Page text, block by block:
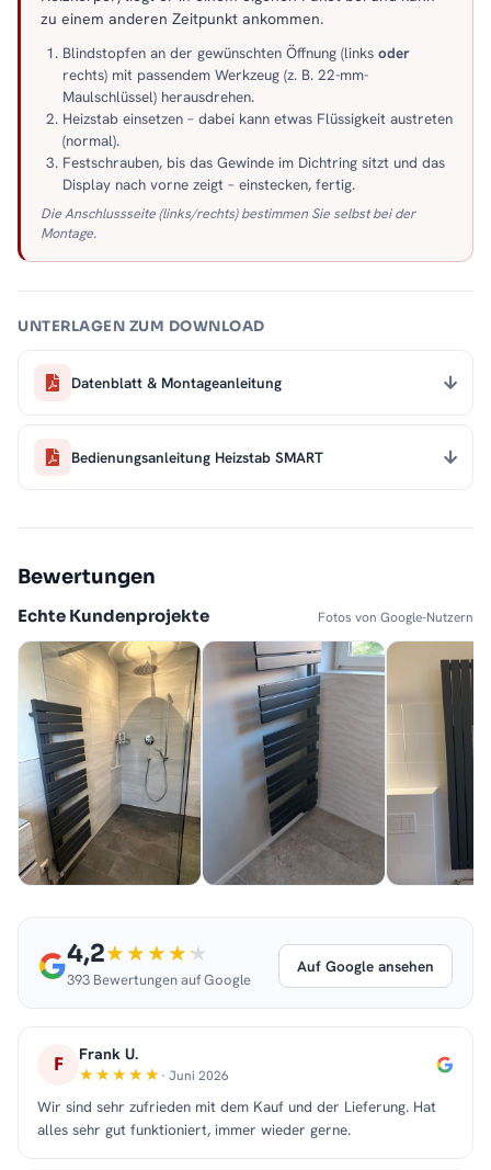
zu einem anderen Zeitpunkt ankommen.
Blindstopfen an der gewünschten Öffnung (links oder
rechts) mit passendem Werkzeug (z. B. 22-mm-
Maulschlüssel) herausdrehen.
Heizstab einsetzen – dabei kann etwas Flüssigkeit austreten
(normal).
Festschrauben, bis das Gewinde im Dichtring sitzt und das
Display nach vorne zeigt – einstecken, fertig.
Die Anschlussseite (links/rechts) bestimmen Sie selbst bei der
Montage.
UNTERLAGEN ZUM DOWNLOAD
Datenblatt & Montageanleitung
Bedienungsanleitung Heizstab SMART
Bewertungen
Echte Kundenprojekte Fotos von Google-Nutzern
4,2
393 Bewertungen auf Google
Auf Google ansehen
F Frank U.
· Juni 2026
Wir sind sehr zufrieden mit dem Kauf und der Lieferung. Hat
alles sehr gut funktioniert, immer wieder gerne.